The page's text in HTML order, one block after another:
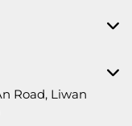
Road, Liwan